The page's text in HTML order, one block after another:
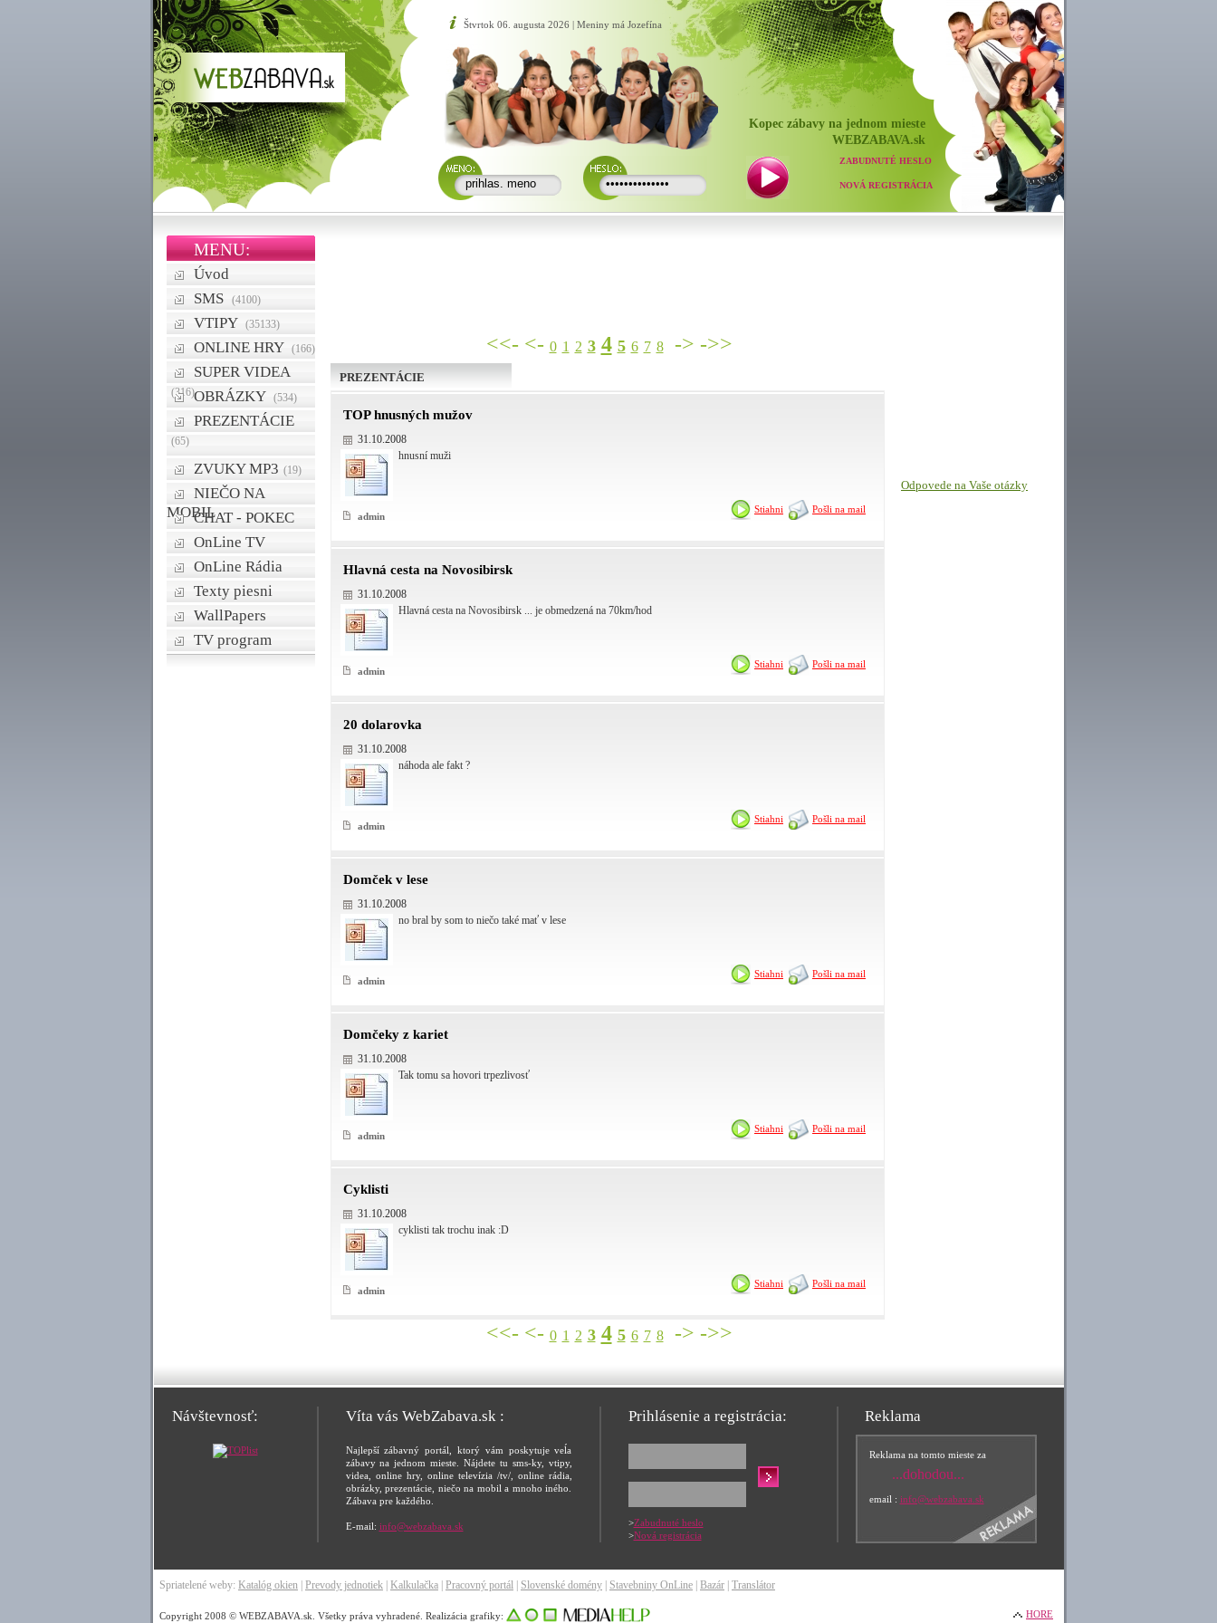
Štvrtok 06. augusta 2026 | Meniny má Jozefína
Kopec zábavy na jednom mieste
WEBZABAVA.sk
ZABUDNUTÉ HESLO
NOVÁ REGISTRÁCIA
MENU:
Úvod
SMS
(4100)
VTIPY (35133)
ONLINE HRY (166)
SUPER VIDEA
(316)OBRÁZKY (534)
PREZENTÁCIE
(65)
ZVUKY MP3 (19)
NIEČO NA
MOBILCHAT - POKEC
OnLine TV
OnLine Rádia
Texty piesni
WallPapers
TV program
<<- <- 0 1 2 3 4 5 6 7 8 -> ->>
PREZENTÁCIE
TOP hnusných mužov
31.10.2008
hnusní muži
admin
Stiahni Pošli na mail
Hlavná cesta na Novosibirsk
31.10.2008
Hlavná cesta na Novosibirsk ... je obmedzená na 70km/hod
admin
Stiahni Pošli na mail
20 dolarovka
31.10.2008
náhoda ale fakt ?
admin
Stiahni Pošli na mail
Domček v lese
31.10.2008
no bral by som to niečo také mať v lese
admin
Stiahni Pošli na mail
Domčeky z kariet
31.10.2008
Tak tomu sa hovori trpezlivosť
admin
Stiahni Pošli na mail
Cyklisti
31.10.2008
cyklisti tak trochu inak :D
admin
Stiahni Pošli na mail
<<- <- 0 1 2 3 4 5 6 7 8 -> ->>
Odpovede na Vaše otázky
Návštevnosť: Víta vás WebZabava.sk :
Najlepší zábavný portál, ktorý vám poskytuje veĺa
zábavy na jednom mieste. Nájdete tu sms-ky, vtipy,
videa, online hry, online televízia /tv/, online rádia,
obrázky, prezentácie, niečo na mobil a mnoho iného.
Zábava pre každého.
E-mail: info@webzabava.sk
Prihlásenie a registrácia:
>Zabudnuté heslo
>Nová registrácia
Reklama
Reklama na tomto mieste za
...dohodou...
email : info@webzabava.sk
Spriatelené weby: Katalóg okien Prevody jednotiek Kalkulačka Pracovný portál Slovenské domény Stavebniny OnLine Bazár Translátor
Copyright 2008 © WEBZABAVA.sk. Všetky práva vyhradené. Realizácia grafiky: HORE